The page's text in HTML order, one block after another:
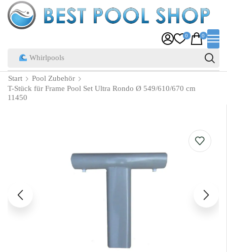
0 0
Start
Pool Zubehör
T-Stück für Frame Pool Set Ultra Rondo Ø 549/610/670 cm
11450